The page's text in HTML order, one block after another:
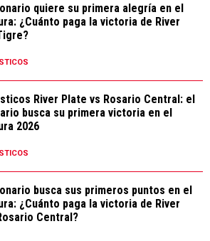
quiere su primera alegría en el
¿Cuánto paga la victoria de River
River Plate vs Rosario Central: el
busca su primera victoria en el
2026
busca sus primeros puntos en el
¿Cuánto paga la victoria de River
Central?